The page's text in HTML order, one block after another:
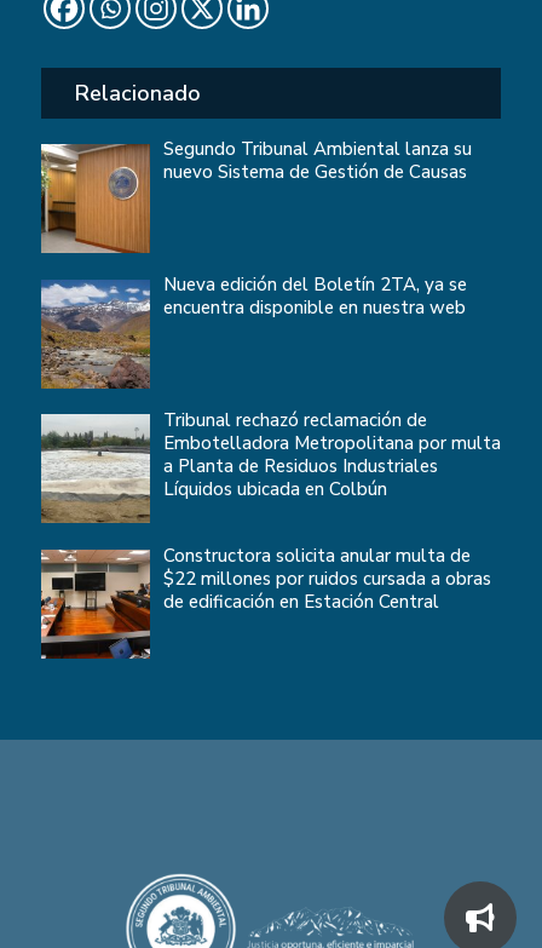
Relacionado
Segundo Tribunal Ambiental lanza su
nuevo Sistema de Gestión de Causas
Nueva edición del Boletín 2TA, ya se
encuentra disponible en nuestra web
Tribunal rechazó reclamación de
Embotelladora Metropolitana por multa
a Planta de Residuos Industriales
Líquidos ubicada en Colbún
Constructora solicita anular multa de
$22 millones por ruidos cursada a obras
de edificación en Estación Central